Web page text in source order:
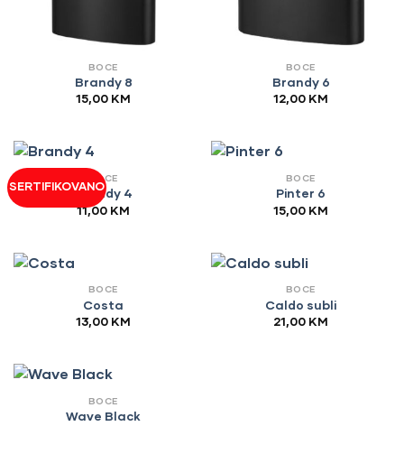
BOCE
Brandy 8
15,00 KM
BOCE
Brandy 6
12,00 KM
SERTIFIKOVANO
BOCE
Brandy 4
11,00 KM
BOCE
Pinter 6
15,00 KM
BOCE
Costa
13,00 KM
BOCE
Caldo subli
21,00 KM
BOCE
Wave Black